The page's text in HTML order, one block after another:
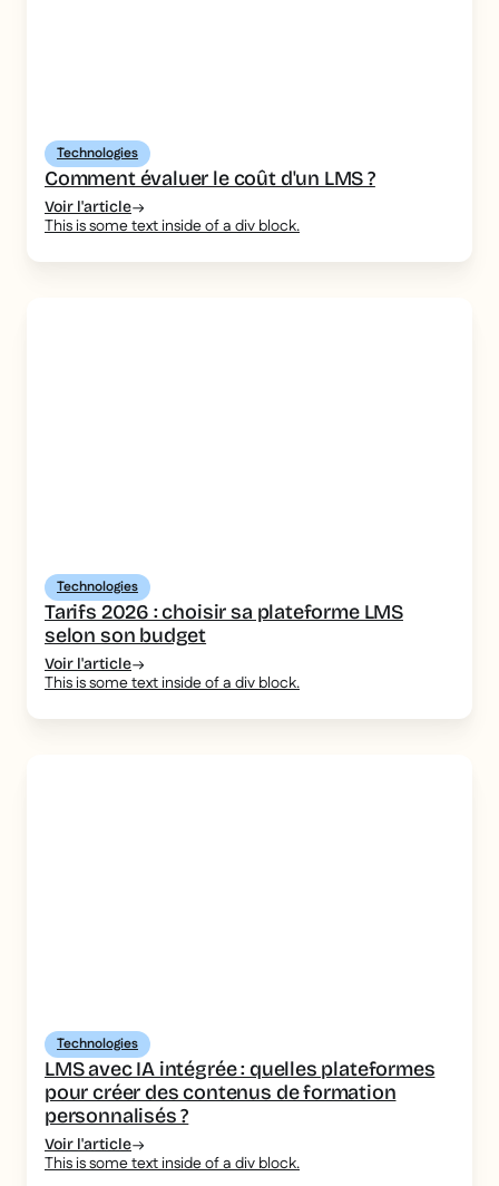
Technologies
Comment évaluer le coût d'un LMS ?
Voir l'article
This is some text inside of a div block.
Technologies
Tarifs 2026 : choisir sa plateforme LMS
selon son budget
Voir l'article
This is some text inside of a div block.
Technologies
LMS avec IA intégrée : quelles plateformes
pour créer des contenus de formation
personnalisés ?
Voir l'article
This is some text inside of a div block.